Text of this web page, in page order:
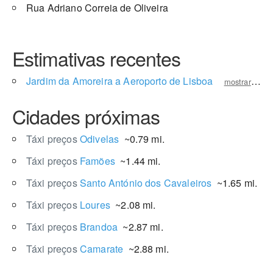
Rua Adriano Correia de Oliveira
Estimativas recentes
Jardim da Amoreira a Aeroporto de Lisboa mostrar preço
Cidades próximas
Táxi preçosOdivelas ~0.79 mi.
Táxi preços Famões~1.44 mi.
Táxi preçosSanto António dos Cavaleiros ~1.65 mi.
Táxi preços Loures~2.08 mi.
Táxi preços Brandoa ~2.87 mi.
Táxi preçosCamarate ~2.88 mi.